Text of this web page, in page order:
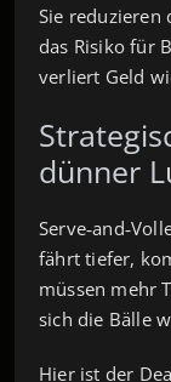
Sie reduzieren
das Risiko für
verliert Geld
dünner
fährt tiefer,
müssen mehr
sich die Bälle
Hier ist der